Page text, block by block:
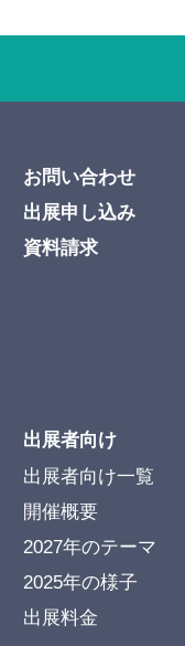
お問い合わせ
出展申し込み
資料請求
出展者向け
出展者向け一覧
開催概要
2027年のテーマ
2025年の様子
出展料金